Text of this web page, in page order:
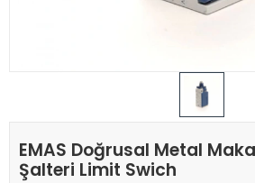
EMAS Doğrusal Metal
Şalteri Limit Swich